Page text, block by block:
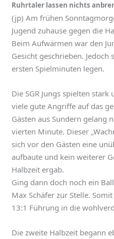
Ruhrtaler lassen nichts
(jp) Am frühen
Jugend zuhause gegen die
Beim Aufwärmen war den
Gesicht geschrieben. Jedoch
ersten Spielminuten legen.
Die SGR Jungs spielten
viele gute Angriffe auf das
Gästen aus Sundern gelang
vierten Minute. Dieser
sich vor den Gästen eine
aufbaute und kein weiterer
Halbzeit ergab.
Ging dann doch noch ein
Max Schäfer zur Stelle.
13:1 Führung in die
Die zweite Halbzeit begann